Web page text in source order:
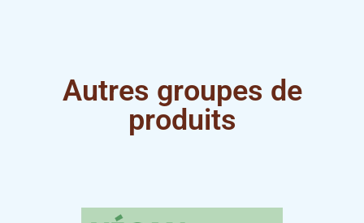
Autres groupes de
produits